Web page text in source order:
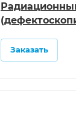
Заказать